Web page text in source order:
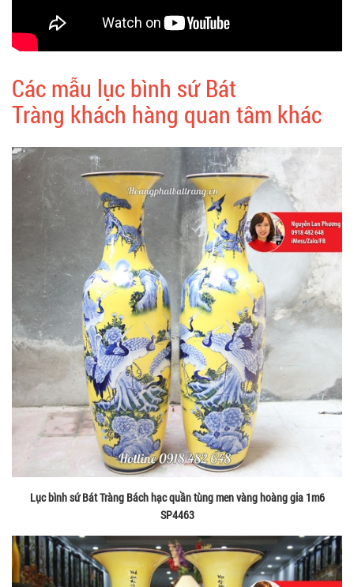
Các mẫu lục bình sứ Bát
Tràng khách hàng quan tâm khác
Lục bình sứ Bát Tràng Bách hạc quần tùng men vàng hoàng gia 1m6
SP4463